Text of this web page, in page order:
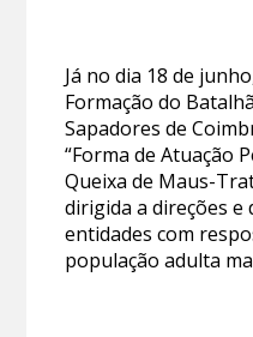
Já no dia 18 de
Formação do
Sapadores de
“Forma de Atuação
Queixa de Maus-
dirigida a direções e
entidades com
população adulta